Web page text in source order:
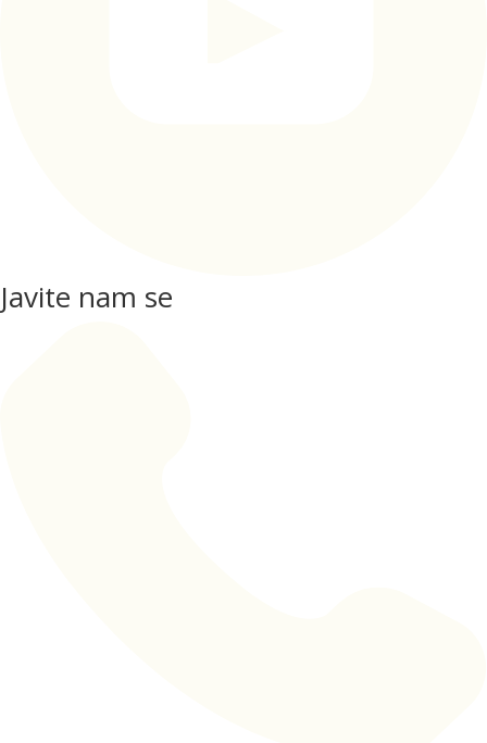
Javite nam se